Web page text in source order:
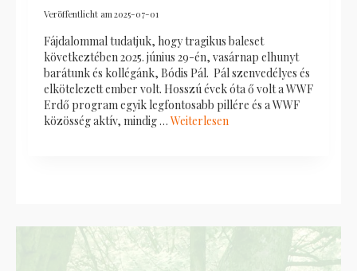
Veröffentlicht am 2025-07-01
Fájdalommal tudatjuk, hogy tragikus baleset
következtében 2025. június 29-én, vasárnap elhunyt
barátunk és kollégánk, Bódis Pál. Pál szenvedélyes és
elkötelezett ember volt. Hosszú évek óta ő volt a WWF
Erdő program egyik legfontosabb pillére és a WWF
közösség aktív, mindig …Weiterlesen